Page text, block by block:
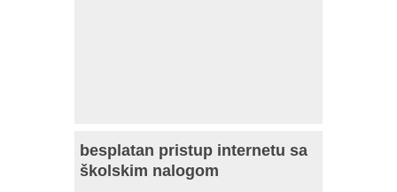
besplatan pristup internetu sa
školskim nalogom